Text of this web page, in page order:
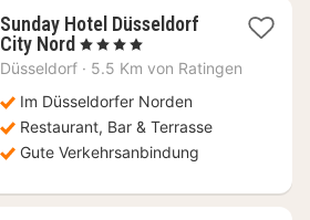
Sunday Hotel Düsseldorf
City Nord 1
Nacht
56,84
€
, 4 Sterne
Düsseldorf · 5.5 Km von Ratingen
Im Düsseldorfer Norden
Restaurant, Bar & Terrasse
Gute Verkehrsanbindung